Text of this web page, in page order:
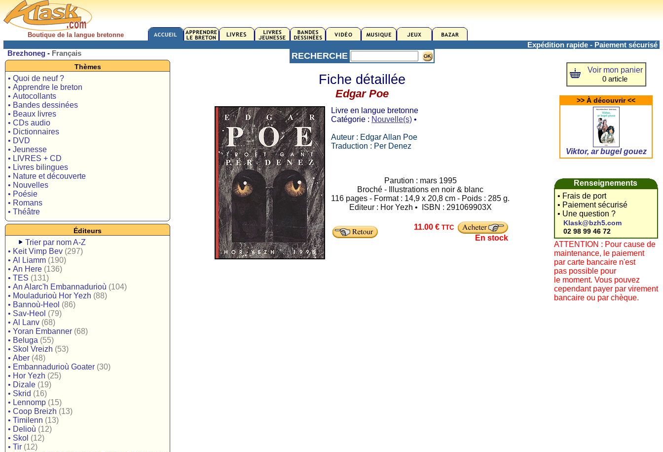
Boutique de la langue bretonne
Expédition rapide - Paiement sécurisé
Brezhoneg - Français
Thèmes
• Quoi de neuf ?
• Apprendre le breton
• Autocollants
• Bandes dessinées
• Beaux livres
• CDs audio
• Dictionnaires
• DVD
• Jeunesse
• LIVRES + CD
• Livres bilingues
• Nature et découverte
• Nouvelles
• Poésie
• Romans
• Théâtre
Éditeurs
Trier par nom A-Z
• Keit Vimp Bev (297)
• Al Liamm (190)
• An Here (136)
• TES (131)
• An Alarc'h Embannadurioù (104)
• Mouladurioù Hor Yezh (88)
• Bannoù-Heol (86)
• Sav-Heol (79)
• Al Lanv (68)
• Yoran Embanner (68)
• Beluga (55)
• Skol Vreizh (53)
• Aber (48)
• Embannadurioù Goater (30)
• Hor Yezh (25)
• Dizale (19)
• Skrid (16)
• Lennomp (15)
• Coop Breizh (13)
• Timilenn (13)
• Delioù (12)
• Skol (12)
• Tir (12)
RECHERCHE
Fiche détaillée
Edgar Poe
Livre en langue bretonne
Catégorie : Nouvelle(s) •
Auteur : Edgar Allan Poe
Traduction : Per Denez
Parution : mars 1995
Broché - Illustrations en noir & blanc
116 pages - Format : 14,9 x 20,8 cm - Poids : 285 g.
Editeur : Hor Yezh • ISBN : 291069903X
11.00 € TTC
En stock
Voir mon panier
0 article
>> À découvrir <<
Viktor, ar bugel gouez
Renseignements
• Frais de port
• Paiement sécurisé
• Une question ?
Klask@bzh5.com
02 98 99 46 72
ATTENTION : Pour cause de
maintenance, le paiement
par carte bancaire n'est
pas possible pour
le moment. Vous pouvez
cependant payer par virement
bancaire ou par chèque.